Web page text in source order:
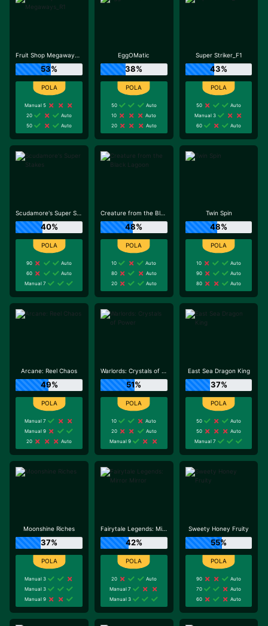
Fruit Shop Megaways_R1
53%
Manual 5
20
Auto
50
Auto
EggOMatic
38%
50
Auto
10
Auto
20
Auto
Super Striker_F1
43%
50
Auto
Manual 3
60
Auto
Scudamore's Super Stakes
40%
90
Auto
60
Auto
Manual 7
Creature from the Black Lagoon
48%
10
Auto
80
Auto
20
Auto
Twin Spin
48%
10
Auto
90
Auto
80
Auto
Arcane: Reel Chaos
49%
Manual 7
Manual 9
20
Auto
Warlords: Crystals of Power
51%
10
Auto
20
Auto
Manual 9
East Sea Dragon King
37%
50
Auto
50
Auto
Manual 7
Moonshine Riches
37%
Manual 3
Manual 3
Manual 9
Fairytale Legends: Mirror Mirror
42%
20
Auto
Manual 7
Manual 3
Sweety Honey Fruity
55%
90
Auto
70
Auto
60
Auto